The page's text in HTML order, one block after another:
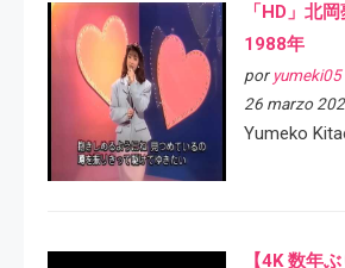
「HD」北
1988年
por
26 marzo
Yumeko
【4K 数年